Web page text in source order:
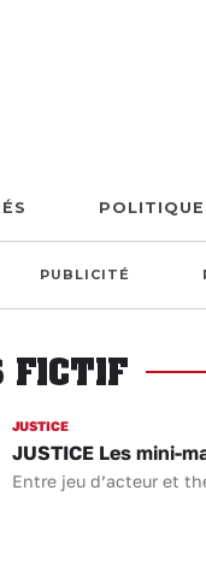
POLITIQUE
PUBLICITÉ
FICTIF
JUSTICE
JUSTICE Les mini-
Entre jeu d’acteur et